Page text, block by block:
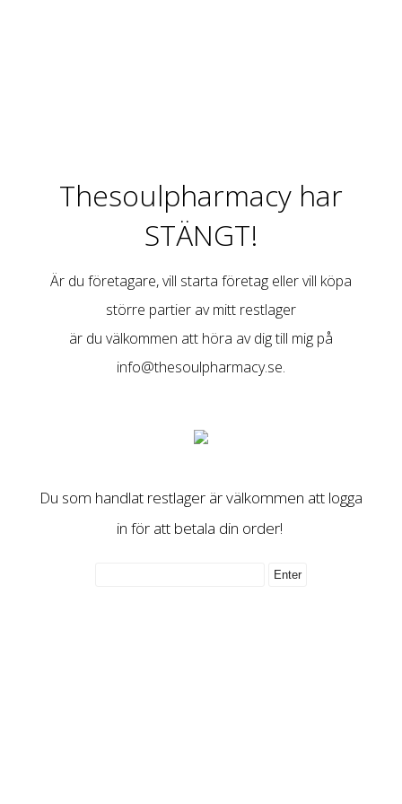
Thesoulpharmacy har
STÄNGT!
Är du företagare, vill starta företag eller vill köpa
större partier av mitt restlager
är du välkommen att höra av dig till mig på
info@thesoulpharmacy.se.
Du som handlat restlager är välkommen att logga
in för att betala din order!